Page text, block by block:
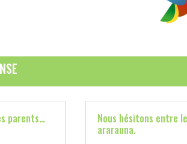
parents… Nous hésitons entre
ararauna.